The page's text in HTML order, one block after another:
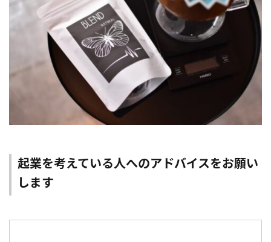
起業を考えている人へのアドバイスをお願い
します